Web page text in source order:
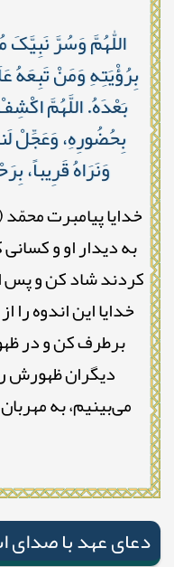
اللّٰهُمَّ وَسُرَّ نَبِیَّکَ
بِرُؤْیَتِهِ وَمَنْ تَبِعَهُ
بَعْدَهُ. اللَّهُمَّ
بِحُضُورِهِ، وَعَجِّلْ
وَنَرَاهُ قَرِیباً،
خدایا پیامبرت
به دیدار او و
کردند شاد کن و پس
خدایا این اندوه
برطرف کن و در
دیگران ظهورش
می‌بینیم، به
دعای عهد با صدای